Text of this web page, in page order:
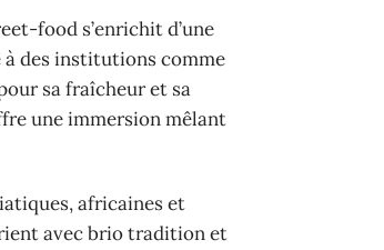
food s’enrichit d’une
des institutions comme
sa fraîcheur et sa
une immersion mêlant
africaines et
avec brio tradition et